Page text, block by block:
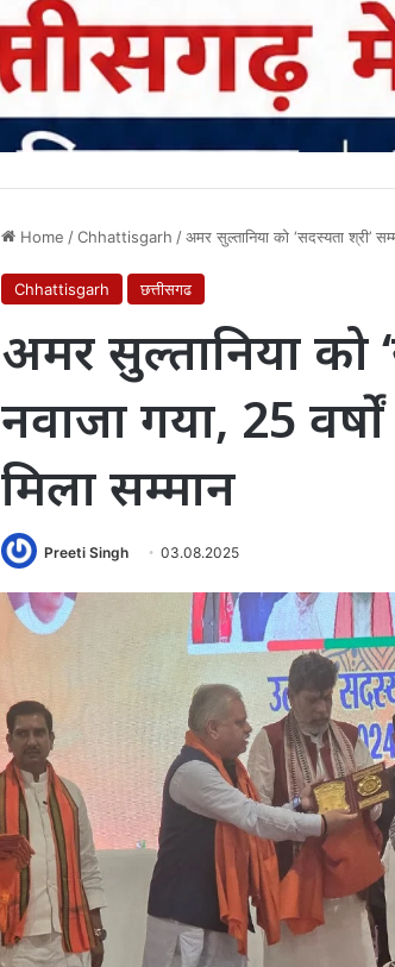
Home /Chhattisgarh /अमर सुल्तानिया को ‘सदस्यता श्री’
Chhattisgarh छत्तीसगढ
अमर सुल्तानिया को
नवाजा गया, 25
मिला सम्मान
Preeti Singh 03.08.2025